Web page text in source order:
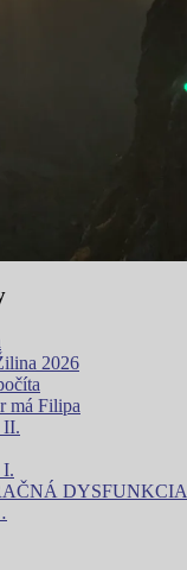
2026
má Filipa
II.
I.
DYSFUNKCIA